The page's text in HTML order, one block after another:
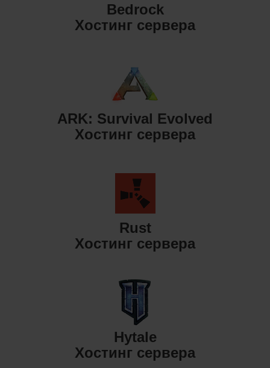
Bedrock
Хостинг сервера
ARK: Survival Evolved
Хостинг сервера
Rust
Хостинг сервера
Hytale
Хостинг сервера